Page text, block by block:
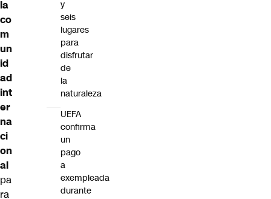
la
co
m
un
id
ad
int
er
na
ci
on
al
pa
ra
y
seis
lugares
para
disfrutar
de
la
naturaleza
UEFA
confirma
un
pago
a
exempleada
durante